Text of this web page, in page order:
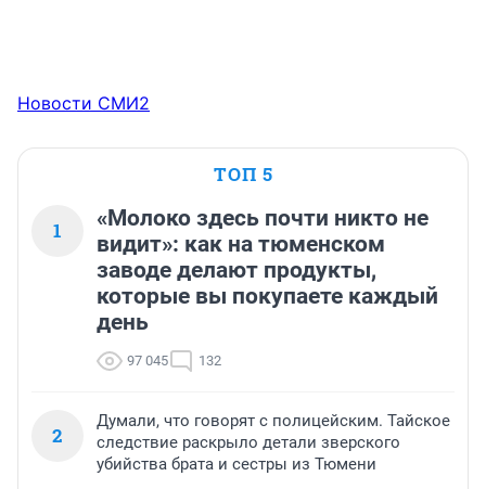
Новости СМИ2
ТОП 5
1
«Молоко здесь почти никто не
видит»: как на тюменском
заводе делают продукты,
которые вы покупаете каждый
день
97 045 132
2
Думали, что говорят с полицейским. Тайское
следствие раскрыло детали зверского
убийства брата и сестры из Тюмени